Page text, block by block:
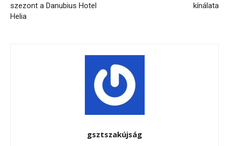
szezont a Danubius Hotel
Helia
kínálata
gsztszakújság